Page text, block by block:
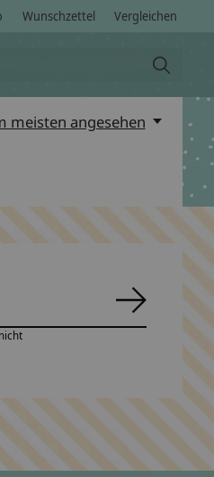
Wunschzettel Vergleichen
meisten angesehen